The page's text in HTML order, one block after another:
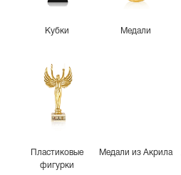
Кубки Медали
Пластиковые
фигурки
Медали из Акрила